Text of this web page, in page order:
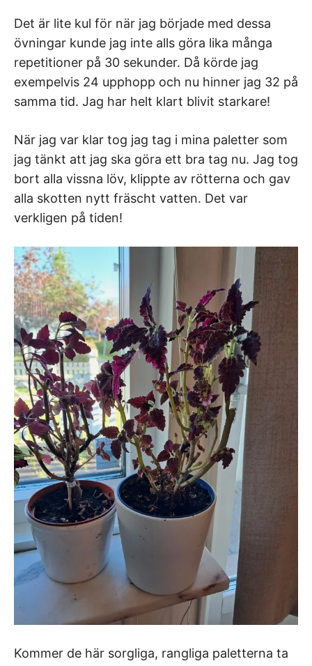
Det är lite kul för när jag började med dessa
övningar kunde jag inte alls göra lika många
repetitioner på 30 sekunder. Då körde jag
exempelvis 24 upphopp och nu hinner jag 32 på
samma tid. Jag har helt klart blivit starkare!
När jag var klar tog jag tag i mina paletter som
jag tänkt att jag ska göra ett bra tag nu. Jag tog
bort alla vissna löv, klippte av rötterna och gav
alla skotten nytt fräscht vatten. Det var
verkligen på tiden!
Kommer de här sorgliga, rangliga paletterna ta